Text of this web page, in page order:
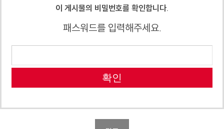
이 게시물의 비밀번호를 확인합니다.
패스워드를 입력해주세요.
확인